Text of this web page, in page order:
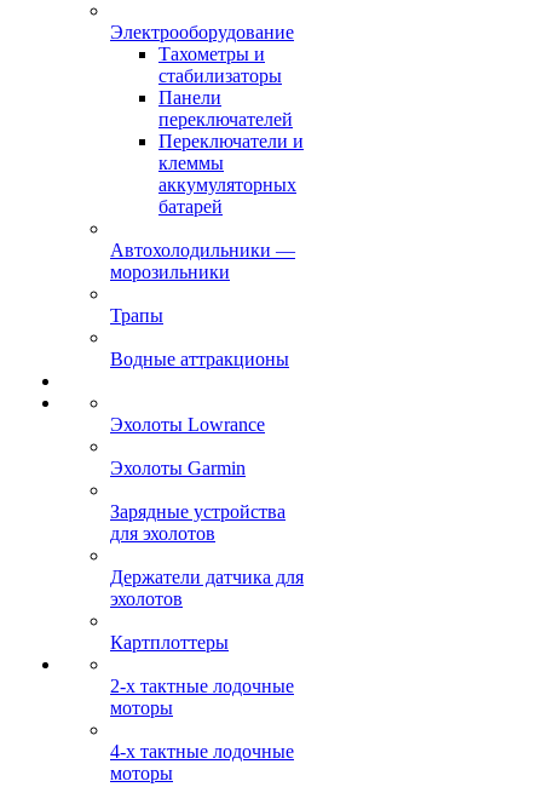
Электрооборудование
Тахометры и
стабилизаторы
Панели
переключателей
Переключатели и
клеммы
аккумуляторных
батарей
Автохолодильники —
морозильники
Трапы
Водные аттракционы
Эхолоты Lowrance
Эхолоты Garmin
Зарядные устройства
для эхолотов
Держатели датчика для
эхолотов
Картплоттеры
2-х тактные лодочные
моторы
4-х тактные лодочные
моторы